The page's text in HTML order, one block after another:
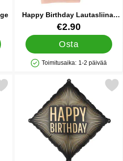
Happy Birthday Lautasliinat
Vaaleanpinkki
Tuote.nro 25883
€2.90
Osta
Saatavuus: Varastossa
Toimitusaika: 1-2 päivää
Mukit Kulta suosikiksi
folioilmapallo Happy